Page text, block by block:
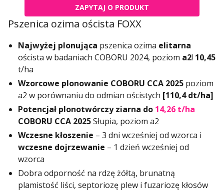
Pszenica ozima oścista FOXX
Najwyżej plonująca pszenica ozima elitarna
oścista w badaniach COBORU 2024, poziom a2! 10,45
t/ha
Wzorcowe plonowanie COBORU CCA 2025 poziom
a2 w porównaniu do odmian ościstych [110,4dt/ha]
Potencjał plonotwórczy ziarna do 14,26 t/ha
COBORU CCA 2025Słupia, poziom a2
Wczesne kłoszenie – 3 dni wcześniej od wzorca i
wczesne dojrzewanie – 1 dzień wcześniej od
wzorca
Dobra odporność na rdzę żółtą, brunatną
plamistość liści, septoriozę plew i fuzariozę kłosów
ZAPYTAJ O PRODUKT